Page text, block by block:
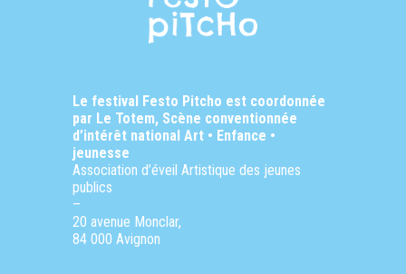
Le festival Festo Pitcho est coordonnée
par Le Totem, Scène conventionnée
d’intérêt national Art • Enfance •
jeunesse
Association d’éveil Artistique des jeunes
publics
–
20 avenue Monclar,
84 000 Avignon